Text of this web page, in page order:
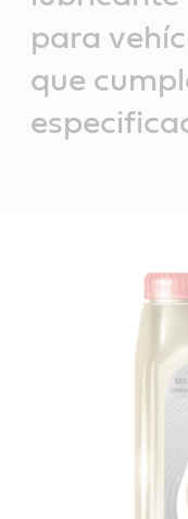
para
que